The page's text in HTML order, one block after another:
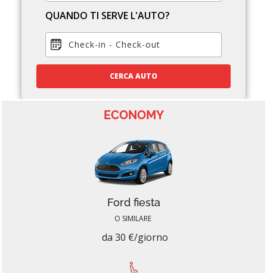
QUANDO TI SERVE L'AUTO?
Check-in - Check-out
CERCA AUTO
ECONOMY
Ford fiesta
O SIMILARE
da 30 €/giorno